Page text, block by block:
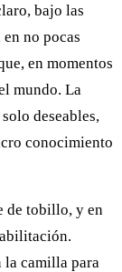
bajo las
no pocas
en momentos
mundo. La
deseables,
conocimiento
de tobillo, y en
la camilla para